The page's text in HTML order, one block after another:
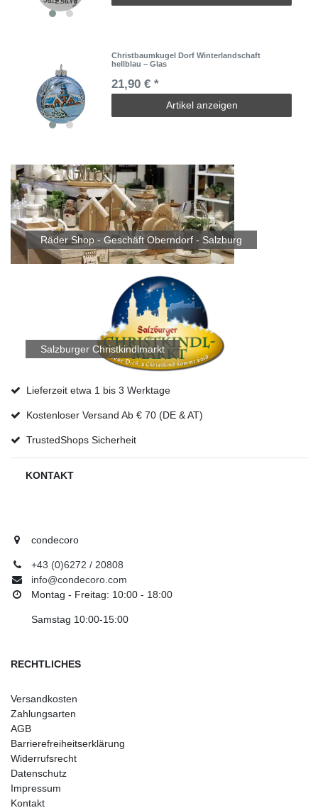
Christbaumkugel Dorf Winterlandschaft
hellblau – Glas
21,90 € *
Artikel anzeigen
Räder Shop - Geschäft Oberndorf - Salzburg
Salzburger Christkindlmarkt
Lieferzeit etwa 1 bis 3 Werktage
Kostenloser Versand Ab € 70 (DE & AT)
TrustedShops Sicherheit
KONTAKT
condecoro
+43 (0)6272 / 20808
info@condecoro.com
Montag - Freitag: 10:00 - 18:00
Samstag 10:00-15:00
RECHTLICHES
Versandkosten
Zahlungsarten
AGB
Barrierefreiheitserklärung
Widerrufsrecht
Datenschutz
Impressum
Kontakt